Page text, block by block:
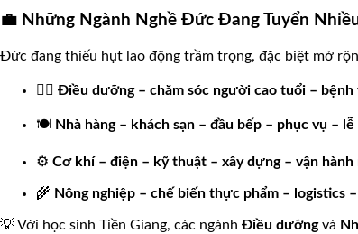
💼 Những Ngành Nghề Đức Đang Tuyển
Đức đang thiếu hụt lao động trầm trọng, đặc biệt mở
Điều dưỡng – chăm sóc người cao tuổi – bệnh
🍽️ Nhà hàng – khách sạn – đầu bếp – phục vụ – lễ
⚙️ Cơ khí – điện – kỹ thuật – xây dựng – vận hành
🌾 Nông nghiệp – chế biến thực phẩm – logistics
💡 Với học sinh Tiền Giang, các ngành Điều dưỡngvà